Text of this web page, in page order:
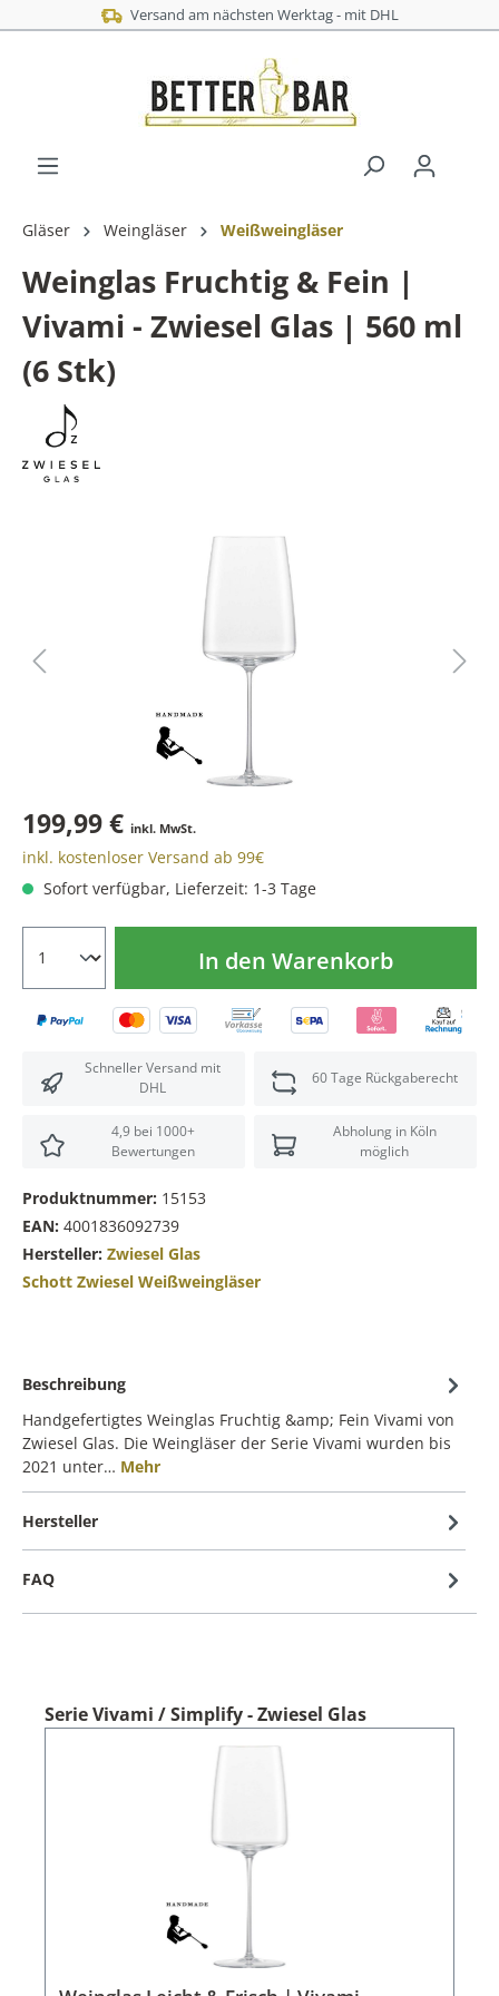
Versand am nächsten Werktag - mit DHL
Gläser Weingläser Weißweingläser
Weinglas Fruchtig & Fein |
Vivami - Zwiesel Glas | 560 ml
(6 Stk)
199,99 € inkl. MwSt.
inkl. kostenloser Versand ab 99€
Sofort verfügbar, Lieferzeit: 1-3 Tage
In den Warenkorb
Schneller Versand mit
DHL
60 Tage Rückgaberecht
4,9 bei 1000+
Bewertungen
Abholung in Köln
möglich
Produktnummer: 15153
EAN: 4001836092739
Hersteller: Zwiesel Glas
Schott Zwiesel Weißweingläser
Beschreibung
Handgefertigtes Weinglas Fruchtig &amp; Fein Vivami von
Zwiesel Glas. Die Weingläser der Serie Vivami wurden bis
2021 unter… Mehr
Hersteller
FAQ
Serie Vivami / Simplify - Zwiesel Glas